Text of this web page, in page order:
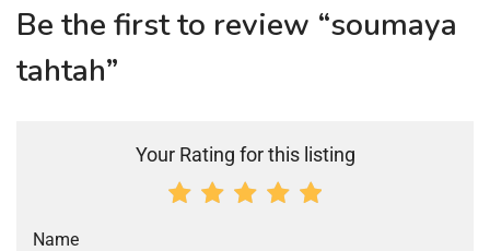
Be the first to review “soumaya
tahtah”
Your Rating for this listing
Name